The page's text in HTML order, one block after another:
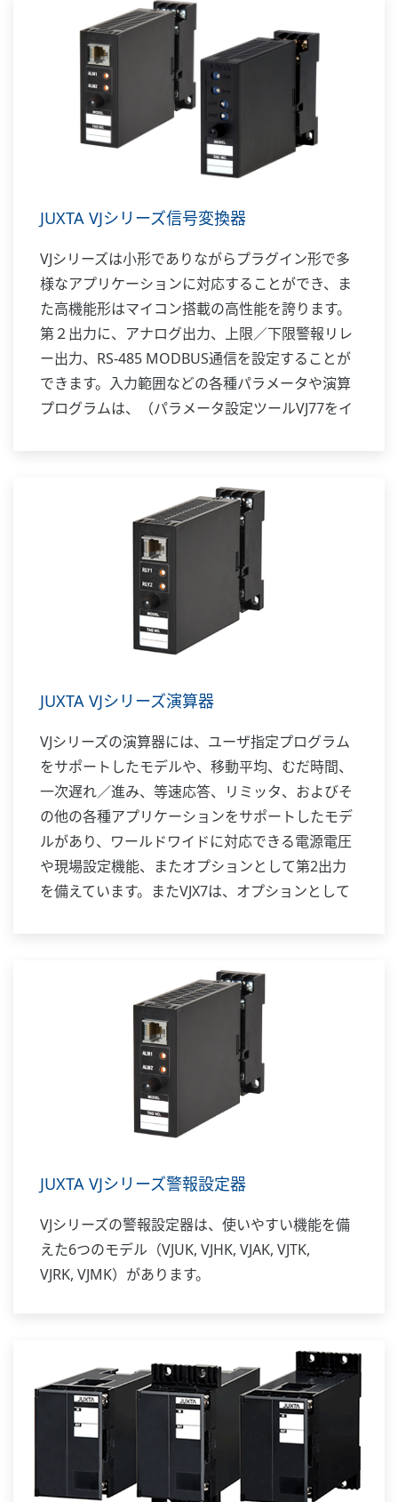
JUXTA VJシリーズ信号変換器
VJシリーズは小形でありながらプラグイン形で多
様なアプリケーションに対応することができ、ま
た高機能形はマイコン搭載の高性能を誇ります。
第２出力に、アナログ出力、上限／下限警報リレ
ー出力、RS-485 MODBUS通信を設定することが
できます。入力範囲などの各種パラメータや演算
プログラムは、（パラメータ設定ツールVJ77をイ
JUXTA VJシリーズ演算器
VJシリーズの演算器には、ユーザ指定プログラム
をサポートしたモデルや、移動平均、むだ時間、
一次遅れ／進み、等速応答、リミッタ、およびそ
の他の各種アプリケーションをサポートしたモデ
ルがあり、ワールドワイドに対応できる電源電圧
や現場設定機能、またオプションとして第2出力
を備えています。またVJX7は、オプションとして
JUXTA VJシリーズ警報設定器
VJシリーズの警報設定器は、使いやすい機能を備
えた6つのモデル（VJUK, VJHK, VJAK, VJTK,
VJRK, VJMK）があります。